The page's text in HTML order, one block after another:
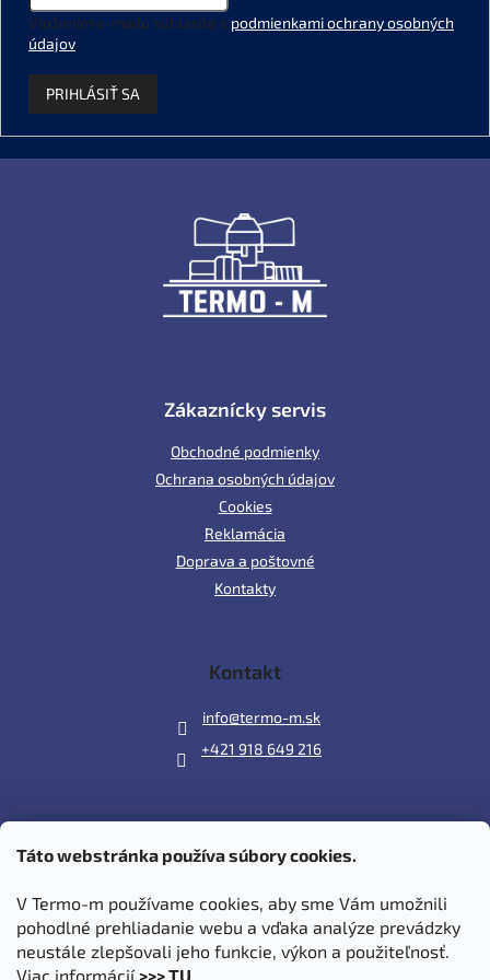
Táto webstránka používa súbory cookies.
V Termo-m používame cookies, aby sme Vám umožnili
pohodlné prehliadanie webu a vďaka analýze prevádzky
neustále zlepšovali jeho funkcie, výkon a použiteľnosť.
Viac informácií >>> TU
Vložením e-mailu súhlasíte s podmienkami ochrany osobných
údajov.
PRIHLÁSIŤ SA
Zákaznícky servis
Obchodné podmienky
Ochrana osobných údajov
Cookies
Reklamácia
Doprava a poštovné
Kontakty
Kontakt
info@termo-m.sk
+421 918 649 216
Prijímame online platby